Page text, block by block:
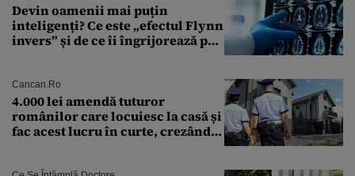
Devin oamenii mai puțin
inteligenți? Ce este „efectul Flynn
invers” și de ce îi îngrijorează pe
Cancan.ro
4.000 lei amendă tuturor
românilor care locuiesc la casă și
fac acest lucru în curte, crezând